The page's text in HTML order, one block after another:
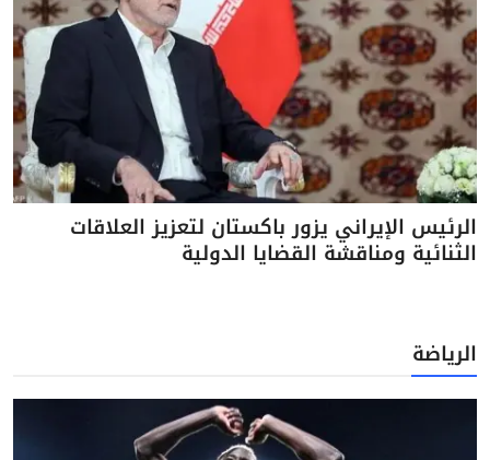
الرئيس الإيراني يزور باكستان لتعزيز العلاقات
الثنائية ومناقشة القضايا الدولية
الرياضة